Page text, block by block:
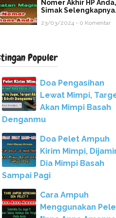
Nomer Akhir HP Anda,
Simak Selengkapnya.
23/03/2024 - 0 Komentar
Populer
Doa Pengasihan
Lewat Mimpi,
Akan Mimpi Basah
Denganmu
Doa Pelet Ampuh
Kirim Mimpi,
Dia Mimpi Basah
Sampai Pagi
Cara Ampuh
Menggunakan